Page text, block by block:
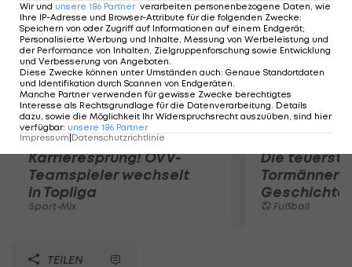
Karrieresprung! ÖVV-
Teamspieler wechselt
in Topliga
Sport-Mix
Die
Tormänner
Geschichte
Fußball
TEILEN
Wir und unsere 186 Partner verarbeiten personenbezogene Daten, wie
Ihre IP-Adresse und Browser-Attribute für die folgenden Zwecke:
Speichern von oder Zugriff auf Informationen auf einem Endgerät;
Personalisierte Werbung und Inhalte, Messung von Werbeleistung und
der Performance von Inhalten, Zielgruppenforschung sowie Entwicklung
und Verbesserung von Angeboten.
Diese Zwecke können unter Umständen auch: Genaue Standortdaten
und Identifikation durch Scannen von Endgeräten.
Manche Partner verwenden für gewisse Zwecke berechtigtes
Interesse als Rechtsgrundlage für die Datenverarbeitung. Details
dazu, sowie die Möglichkeit Ihr Widerspruchsrecht auszuüben, sind hier
verfügbar: unsere 186 Partner
Impressum Datenschutzrichtlinie